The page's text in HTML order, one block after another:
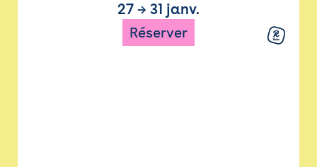
27 → 31 janv.
Réserver